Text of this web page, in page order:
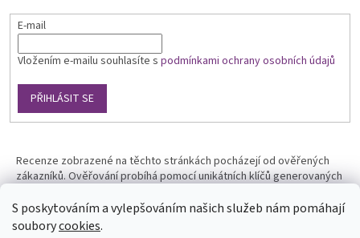
S poskytováním a vylepšováním našich služeb nám pomáhají
souborycookies.
E-mail
Vložením e-mailu souhlasíte s podmínkami ochrany osobních údajů
PŘIHLÁSIT SE
Recenze zobrazené na těchto stránkách pocházejí od ověřených
zákazníků. Ověřování probíhá pomocí unikátních klíčů generovaných